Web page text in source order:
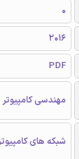
0
2016
PDF
مهندسی
شبکه های